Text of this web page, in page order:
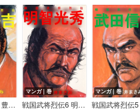
戦国武将烈伝7 豊臣秀吉
マンガ｜巻
戦国武将烈伝6 明智光秀
マンガ｜巻